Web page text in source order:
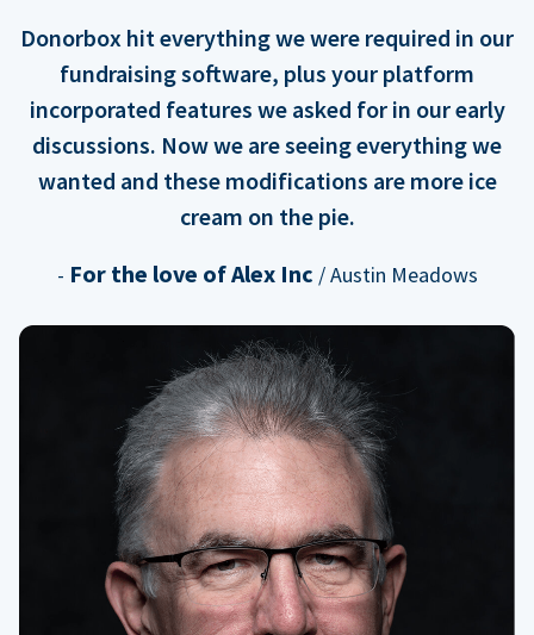
Donorbox hit everything we were required in our
fundraising software, plus your platform
incorporated features we asked for in our early
discussions. Now we are seeing everything we
wanted and these modifications are more ice
cream on the pie.
- For the love of Alex Inc / Austin Meadows